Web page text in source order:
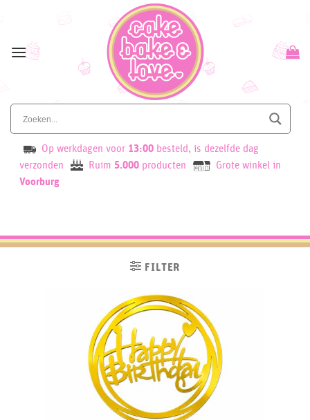
content
Op werkdagen voor 13:00 besteld, is dezelfde dag
verzonden
Ruim 5.000 producten
Grote winkel in
Voorburg
FILTER